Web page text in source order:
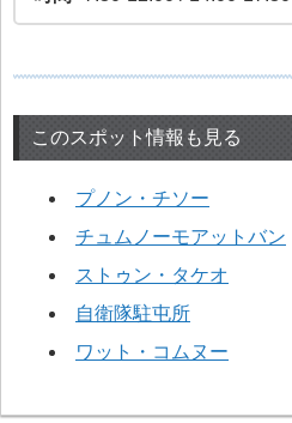
このスポット情報も見る
プノン・チソー
チュムノーモアットバン
ストゥン・タケオ
自衛隊駐屯所
ワット・コムヌー